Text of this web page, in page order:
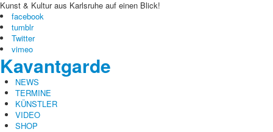
Kunst & Kultur aus Karlsruhe auf einen Blick!
facebook
tumblr
Twitter
vimeo
Kavantgarde
NEWS
TERMINE
KÜNSTLER
VIDEO
SHOP